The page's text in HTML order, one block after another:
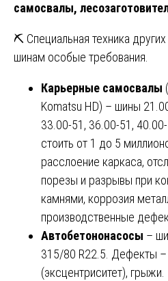
самосвалы,
⛏️ Специальная техника
шинам особые требования.
Карьерные самосвалы
Komatsu HD) – шины
33.00-51, 36.00-51,
стоить от 1 до 5
расслоение каркаса,
порезы и разрывы при
камнями, коррозия
производственные
Автобетононасосы –
315/80 R22.5. Дефекты
(эксцентриситет), грыжи.